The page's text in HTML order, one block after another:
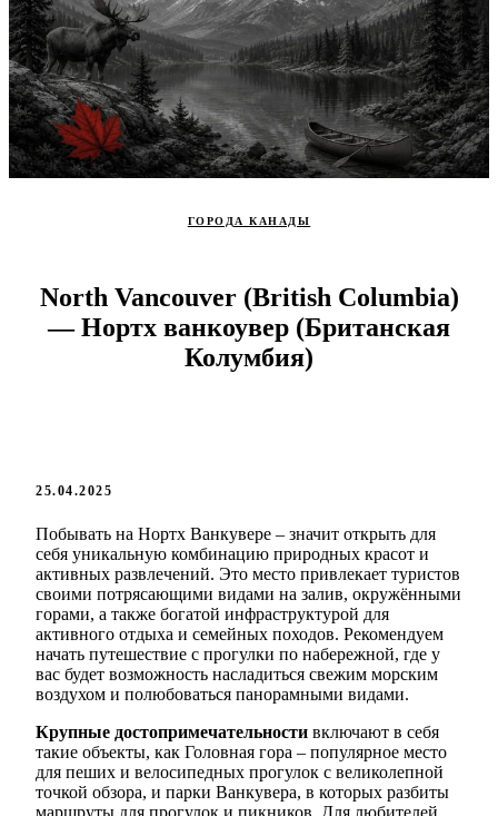
ГОРОДА КАНАДЫ
North Vancouver (British Columbia)
— Нортх ванкоувер (Британская
Колумбия)
25.04.2025
Побывать на Нортх Ванкувере – значит открыть для
себя уникальную комбинацию природных красот и
активных развлечений. Это место привлекает туристов
своими потрясающими видами на залив, окружёнными
горами, а также богатой инфраструктурой для
активного отдыха и семейных походов. Рекомендуем
начать путешествие с прогулки по набережной, где у
вас будет возможность насладиться свежим морским
воздухом и полюбоваться панорамными видами.
Крупные достопримечательности включают в себя
такие объекты, как Головная гора – популярное место
для пеших и велосипедных прогулок с великолепной
точкой обзора, и парки Ванкувера, в которых разбиты